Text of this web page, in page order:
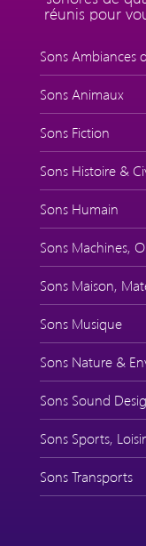
réunis pour
Sons Ambiances
Sons Animaux
Sons Fiction
Sons Histoire &
Sons Humain
Sons Machines,
Sons Maison,
Sons Musique
Sons Nature &
Sons Sound
Sons Sports,
Sons Transports